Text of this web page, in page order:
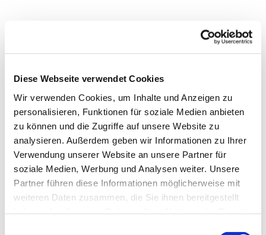
Diese Webseite verwendet Cookies
Wir verwenden Cookies, um Inhalte und Anzeigen zu
personalisieren, Funktionen für soziale Medien anbieten
zu können und die Zugriffe auf unsere Website zu
analysieren. Außerdem geben wir Informationen zu Ihrer
Verwendung unserer Website an unsere Partner für
soziale Medien, Werbung und Analysen weiter. Unsere
Partner führen diese Informationen möglicherweise mit
weiteren Daten zusammen, die Sie ihnen bereitgestellt